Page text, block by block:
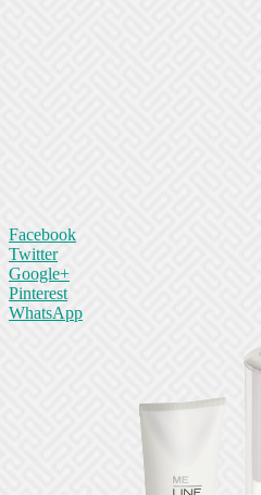
Facebook
Twitter
Google+
Pinterest
WhatsApp